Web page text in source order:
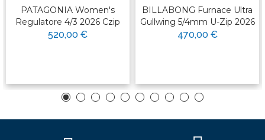
PATAGONIA Women's
Regulatore 4/3 2026 Czip
520,00 €
BILLABONG Furnace Ultra
Gullwing 5/4mm U-Zip 2026
470,00 €